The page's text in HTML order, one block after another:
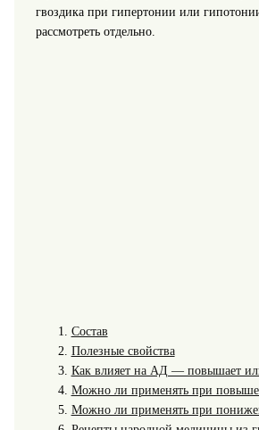
гвоздика при гипертонии или
рассмотреть отдельно.
Состав
Полезные свойства
Как влияет на АД — повышает
Можно ли применять при
Можно ли применять при